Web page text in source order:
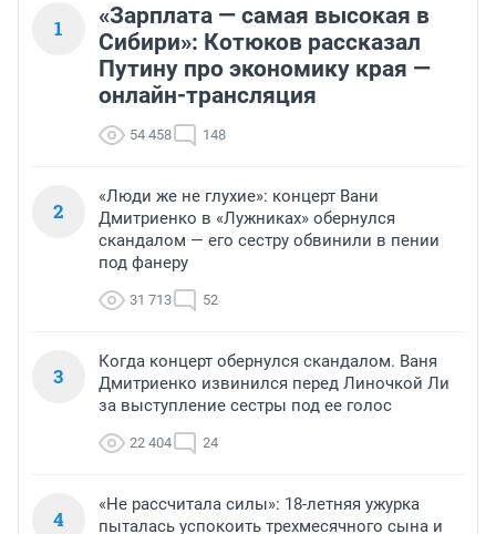
1
«Зарплата — самая высокая в
Сибири»: Котюков рассказал
Путину про экономику края —
онлайн-трансляция
54 458 148
2
«Люди же не глухие»: концерт Вани
Дмитриенко в «Лужниках» обернулся
скандалом — его сестру обвинили в пении
под фанеру
31 713 52
3
Когда концерт обернулся скандалом. Ваня
Дмитриенко извинился перед Линочкой Ли
за выступление сестры под ее голос
22 404 24
4
«Не рассчитала силы»: 18-летняя ужурка
пыталась успокоить трехмесячного сына и